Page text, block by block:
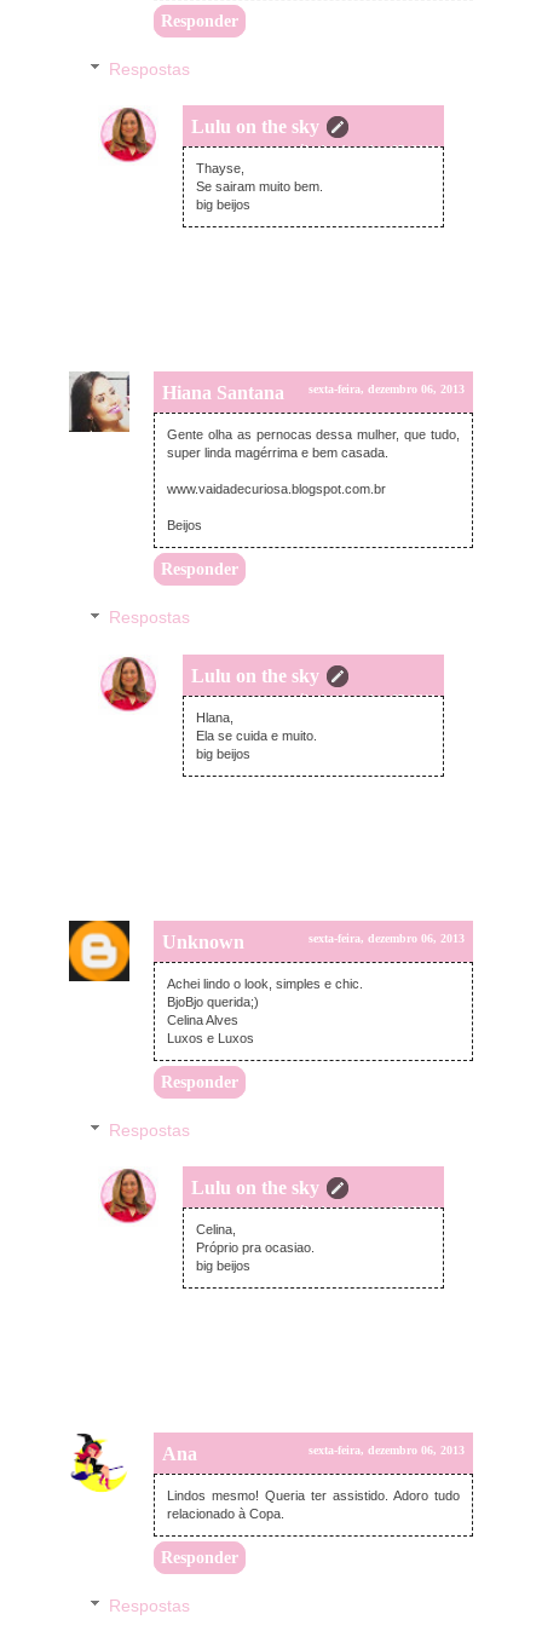
Responder
Respostas
Lulu on the sky
sábado, dezembro 07, 2013
Thayse,
Se sairam muito bem.
big beijos
Hiana Santana sexta-feira, dezembro 06, 2013
Gente olha as pernocas dessa mulher, que tudo,
super linda magérrima e bem casada.
www.vaidadecuriosa.blogspot.com.br
Beijos
Responder
Respostas
Lulu on the sky
sábado, dezembro 07, 2013
Hlana,
Ela se cuida e muito.
big beijos
Unknown sexta-feira, dezembro 06, 2013
Achei lindo o look, simples e chic.
BjoBjo querida;)
Celina Alves
Luxos e Luxos
Responder
Respostas
Lulu on the sky
sábado, dezembro 07, 2013
Celina,
Próprio pra ocasiao.
big beijos
Ana sexta-feira, dezembro 06, 2013
Lindos mesmo! Queria ter assistido. Adoro tudo
relacionado à Copa.
Responder
Respostas